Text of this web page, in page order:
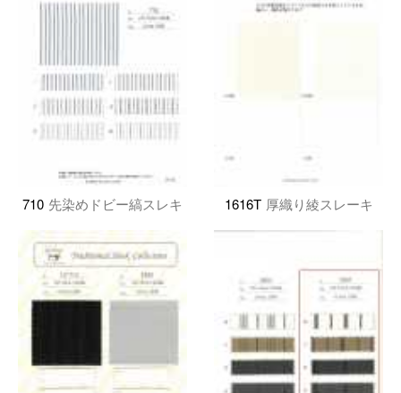
710 先染めドビー縞スレキ 1616T 厚織り綾スレーキ